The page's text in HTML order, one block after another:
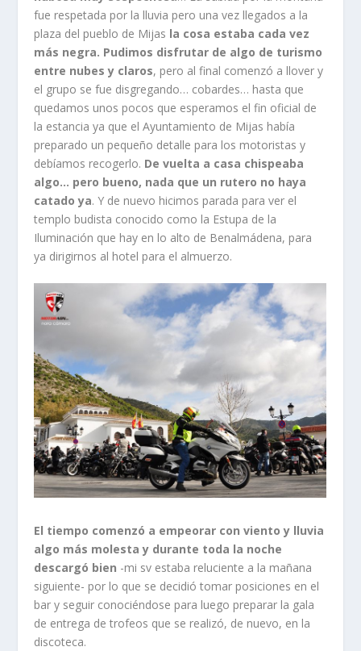
fue respetada por la lluvia pero una vez llegados a la
plaza del pueblo de Mijas la cosa estaba cada vez
más negra. Pudimos disfrutar de algo de turismo
entre nubes y claros, pero al final comenzó a llover y
el grupo se fue disgregando… cobardes… hasta que
quedamos unos pocos que esperamos el fin oficial de
la estancia ya que el Ayuntamiento de Mijas había
preparado un pequeño detalle para los motoristas y
debíamos recogerlo. De vuelta a casa chispeaba
algo… pero bueno, nada que un rutero no haya
catado ya. Y de nuevo hicimos parada para ver el
templo budista conocido como la Estupa de la
Iluminación que hay en lo alto de Benalmádena, para
ya dirigirnos al hotel para el almuerzo.
El tiempo comenzó a empeorar con viento y lluvia
algo más molesta y durante toda la noche
descargó bien -mi sv estaba reluciente a la mañana
siguiente- por lo que se decidió tomar posiciones en el
bar y seguir conociéndose para luego preparar la gala
de entrega de trofeos que se realizó, de nuevo, en la
discoteca.